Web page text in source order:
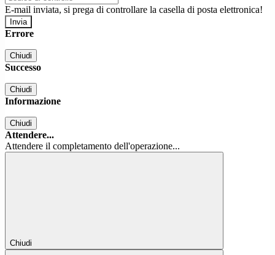
E-mail inviata, si prega di controllare la casella di posta elettronica!
Errore
Chiudi
Successo
Chiudi
Informazione
Chiudi
Attendere...
Attendere il completamento dell'operazione...
Chiudi